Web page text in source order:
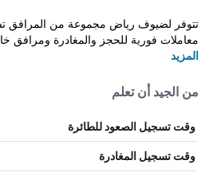
تتوفر لضيوف رياض مجموعة من
معاملات فورية للحجز والمغادرة ومرافق
المزيد
من الجيد أن تعلم
وقت تسجيل الصعود للطائرة
وقت تسجيل المغادرة